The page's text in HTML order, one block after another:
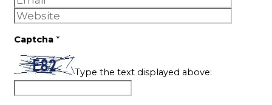
Captcha *
Type the text displayed above: